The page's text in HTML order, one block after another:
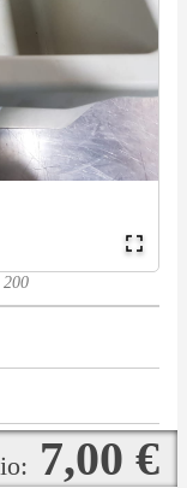
7,00 €